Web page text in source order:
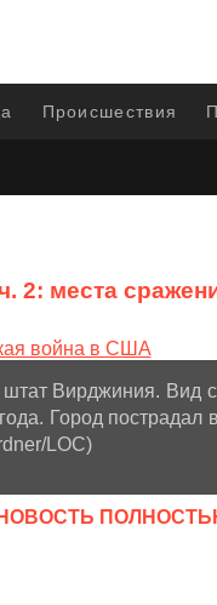
Происшествия
2: места
Вирджиния. Вид
Город пострадал
LOC)